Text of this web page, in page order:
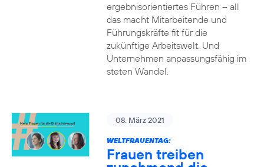
ergebnisorientiertes Führen – all
das macht Mitarbeitende und
Führungskräfte fit für die
zukünftige Arbeitswelt. Und
Unternehmen anpassungsfähig im
steten Wandel.
08. März 2021
WELTFRAUENTAG:
Frauen treiben